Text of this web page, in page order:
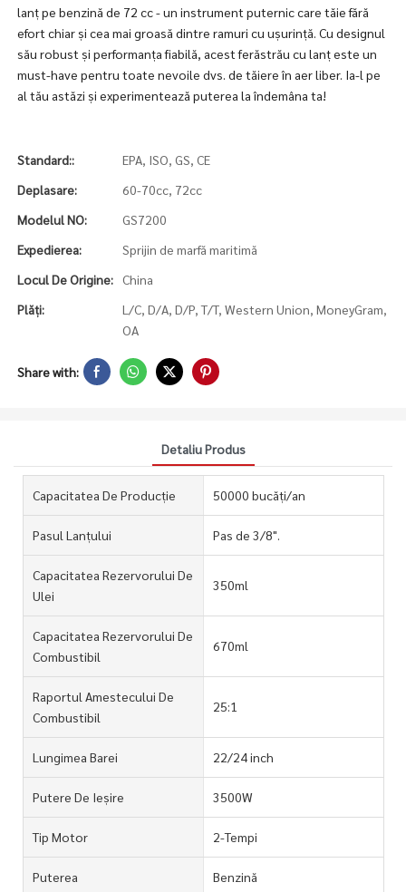
lanț pe benzină de 72 cc - un instrument puternic care tăie fără
efort chiar și cea mai groasă dintre ramuri cu ușurință. Cu designul
său robust și performanța fiabilă, acest ferăstrău cu lanț este un
must-have pentru toate nevoile dvs. de tăiere în aer liber. Ia-l pe
al tău astăzi și experimentează puterea la îndemâna ta!
Standard::
EPA, ISO, GS, CE
Deplasare:
60-70cc, 72cc
Modelul NO:
GS7200
Expedierea:
Sprijin de marfă maritimă
Locul De Origine:
China
Plăți:
L/C, D/A, D/P, T/T, Western Union, MoneyGram,
OA
Share with:
Detaliu Produs
Capacitatea De Producție 50000 bucăți/an
Pasul Lanțului Pas de 3/8".
Capacitatea Rezervorului De
Ulei
350ml
Capacitatea Rezervorului De
Combustibil
670ml
Raportul Amestecului De
Combustibil
25:1
Lungimea Barei 22/24 inch
Putere De Ieșire 3500W
Tip Motor 2-Tempi
Puterea Benzină